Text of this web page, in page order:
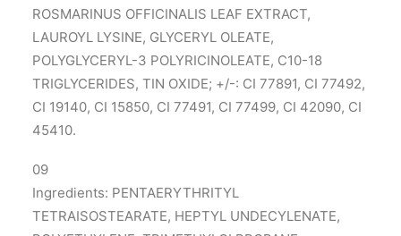
ROSMARINUS OFFICINALIS LEAF EXTRACT,
LAUROYL LYSINE, GLYCERYL OLEATE,
POLYGLYCERYL-3 POLYRICINOLEATE, C10-18
TRIGLYCERIDES, TIN OXIDE; +/-: CI 77891, CI 77492,
CI 19140, CI 15850, CI 77491, CI 77499, CI 42090, CI
45410.
09
Ingredients: PENTAERYTHRITYL
TETRAISOSTEARATE, HEPTYL UNDECYLENATE,